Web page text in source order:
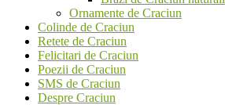
Ornamente de Craciun
Colinde de Craciun
Retete de Craciun
Felicitari de Craciun
Poezii de Craciun
SMS de Craciun
Despre Craciun